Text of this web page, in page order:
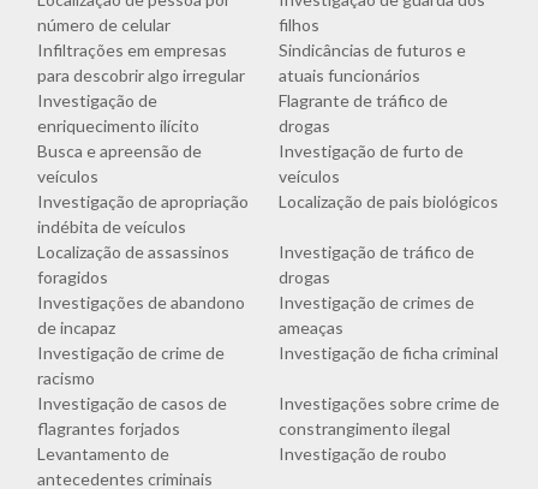
número de celular
filhos
Infiltrações em empresas
para descobrir algo irregular
Sindicâncias de futuros e
atuais funcionários
Investigação de
enriquecimento ilícito
Flagrante de tráfico de
drogas
Busca e apreensão de
veículos
Investigação de furto de
veículos
Investigação de apropriação
indébita de veículos
Localização de pais biológicos
Localização de assassinos
foragidos
Investigação de tráfico de
drogas
Investigações de abandono
de incapaz
Investigação de crimes de
ameaças
Investigação de crime de
racismo
Investigação de ficha criminal
Investigação de casos de
flagrantes forjados
Investigações sobre crime de
constrangimento ilegal
Levantamento de
antecedentes criminais
Investigação de roubo